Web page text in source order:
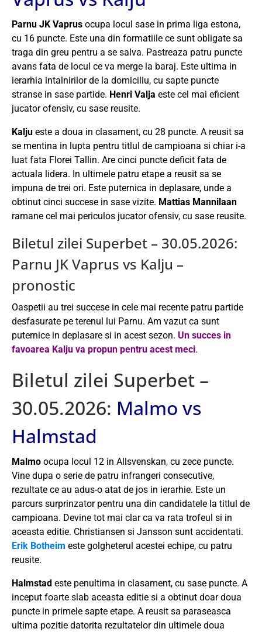
Parnu JK Vaprus ocupa locul sase in prima liga estona,
cu 16 puncte. Este una din formatiile ce sunt obligate sa
traga din greu pentru a se salva. Pastreaza patru puncte
avans fata de locul ce va merge la baraj. Este ultima in
ierarhia intalnirilor de la domiciliu, cu sapte puncte
stranse in sase partide. Henri Valja este cel mai eficient
jucator ofensiv, cu sase reusite.
Kalju este a doua in clasament, cu 28 puncte. A reusit sa
se mentina in lupta pentru titlul de campioana si chiar i-a
luat fata Florei Tallin. Are cinci puncte deficit fata de
actuala lidera. In ultimele patru etape a reusit sa se
impuna de trei ori. Este puternica in deplasare, unde a
obtinut cinci succese in sase vizite. Mattias Mannilaan
ramane cel mai periculos jucator ofensiv, cu sase reusite.
Biletul zilei Superbet – 30.05.2026:
Parnu JK Vaprus vs Kalju –
pronostic
Oaspetii au trei succese in cele mai recente patru partide
desfasurate pe terenul lui Parnu. Am vazut ca sunt
puternice in deplasare si in acest sezon. Un succes in
favoarea Kalju va propun pentru acest meci.
Biletul zilei Superbet –
30.05.2026: Malmo vs
Halmstad
Malmo ocupa locul 12 in Allsvenskan, cu zece puncte.
Vine dupa o serie de patru infrangeri consecutive,
rezultate ce au adus-o atat de jos in ierarhie. Este un
parcurs surprinzator pentru una din candidatele la titlul de
campioana. Devine tot mai clar ca va rata trofeul si in
aceasta editie. Christiansen si Jansson sunt accidentati.
Erik Botheim este golgheterul acestei echipe, cu patru
reusite.
Halmstad este penultima in clasament, cu sase puncte. A
inceput foarte slab aceasta editie si a obtinut doar doua
puncte in primele sapte etape. A reusit sa paraseasca
ultima pozitie datorita rezultatelor din ultimele doua